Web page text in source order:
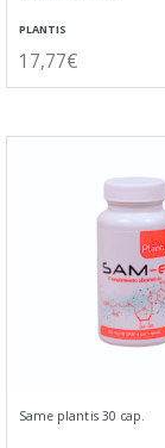
PLANTIS
17,77€
Same plantis 30 cap.